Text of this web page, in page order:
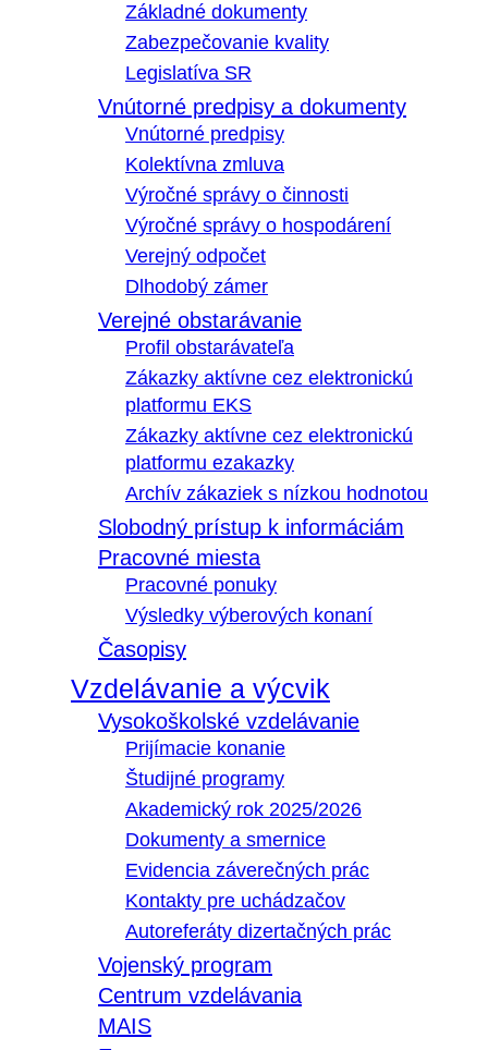
Základné dokumenty
Zabezpečovanie kvality
Legislatíva SR
Vnútorné predpisy a dokumenty
Vnútorné predpisy
Kolektívna zmluva
Výročné správy o činnosti
Výročné správy o hospodárení
Verejný odpočet
Dlhodobý zámer
Verejné obstarávanie
Profil obstarávateľa
Zákazky aktívne cez elektronickú
platformu EKS
Zákazky aktívne cez elektronickú
platformu ezakazky
Archív zákaziek s nízkou hodnotou
Slobodný prístup k informáciám
Pracovné miesta
Pracovné ponuky
Výsledky výberových konaní
Časopisy
Vzdelávanie a výcvik
Vysokoškolské vzdelávanie
Prijímacie konanie
Študijné programy
Akademický rok 2025/2026
Dokumenty a smernice
Evidencia záverečných prác
Kontakty pre uchádzačov
Autoreferáty dizertačných prác
Vojenský program
Centrum vzdelávania
MAIS